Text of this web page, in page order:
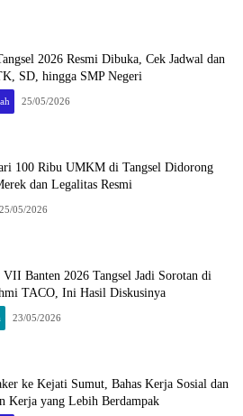
2026 Resmi Dibuka, Cek Jadwal dan
SD, hingga SMP Negeri
25/05/2026
100 Ribu UMKM di Tangsel Didorong
dan Legalitas Resmi
25/05/2026
Banten 2026 Tangsel Jadi Sorotan di
TACO, Ini Hasil Diskusinya
23/05/2026
ke Kejati Sumut, Bahas Kerja Sosial dan
Kerja yang Lebih Berdampak